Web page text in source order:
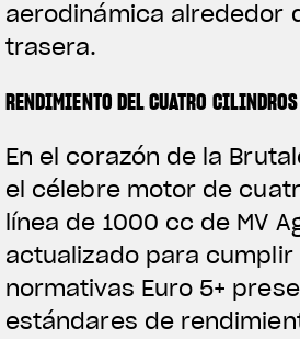
View now →
ROPA
La conducimos. La lucimos
aerodinámica alrededor
trasera.
RENDIMIENTO DEL CUATRO
En el corazón de la
el célebre motor de
línea de 1000 cc de MV
actualizado para cumplir
normativas Euro 5+
estándares de